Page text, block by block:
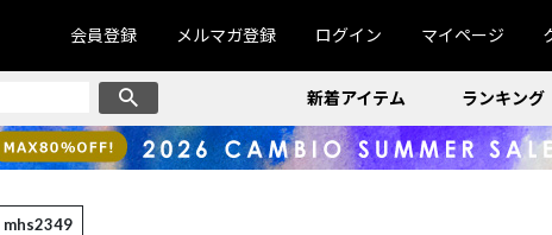
会員登録 メルマガ登録 ログイン マイページ
新着アイテム ランキング
mhs2349